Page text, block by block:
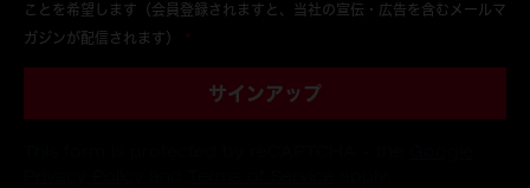
ことを希望します（会員登録されますと、当社の宣伝・広告を含むメールマ
ガジンが配信されます） *
サインアップ